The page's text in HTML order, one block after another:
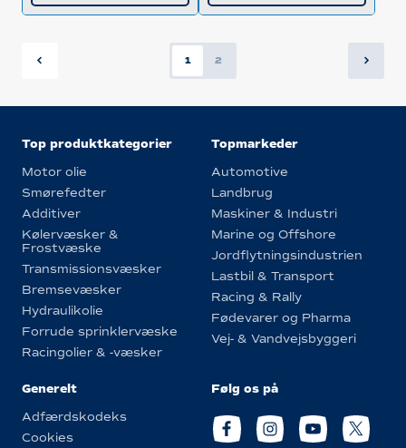
1 2
Top produktkategorier
Motor olie
Smørefedter
Additiver
Kølervæsker &
Frostvæske
Transmissionsvæsker
Bremsevæsker
Hydraulikolie
Forrude sprinklervæske
Racingolier & -væsker
Topmarkeder
Automotive
Landbrug
Maskiner & Industri
Marine og Offshore
Jordflytningsindustrien
Lastbil & Transport
Racing & Rally
Fødevarer og Pharma
Vej- & Vandvejsbyggeri
Generelt
Adfærdskodeks
Cookies
Følg os på